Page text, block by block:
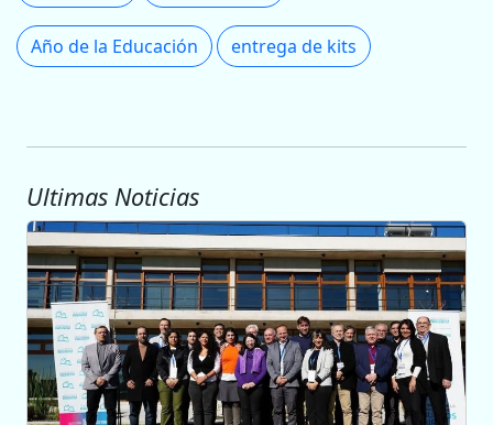
Año de la Educación entrega de kits
Ultimas Noticias